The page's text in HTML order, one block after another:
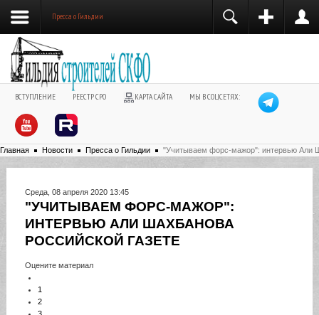
Пресса о Гильдии
ВСТУПЛЕНИЕ РЕЕСТР СРО КАРТА САЙТА МЫ В СОЦСЕТЯХ:
Главная Новости Пресса о Гильдии "Учитываем форс-мажор": интервью Али
Среда, 08 апреля 2020 13:45
"УЧИТЫВАЕМ ФОРС-МАЖОР":
ИНТЕРВЬЮ АЛИ ШАХБАНОВА
РОССИЙСКОЙ ГАЗЕТЕ
Оцените материал
1
2